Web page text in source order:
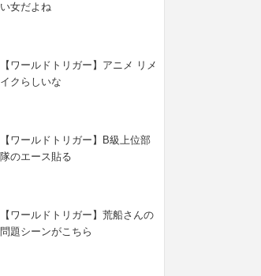
い女だよね
【ワールドトリガー】アニメ リメ
イクらしいな
【ワールドトリガー】B級上位部
隊のエース貼る
【ワールドトリガー】荒船さんの
問題シーンがこちら